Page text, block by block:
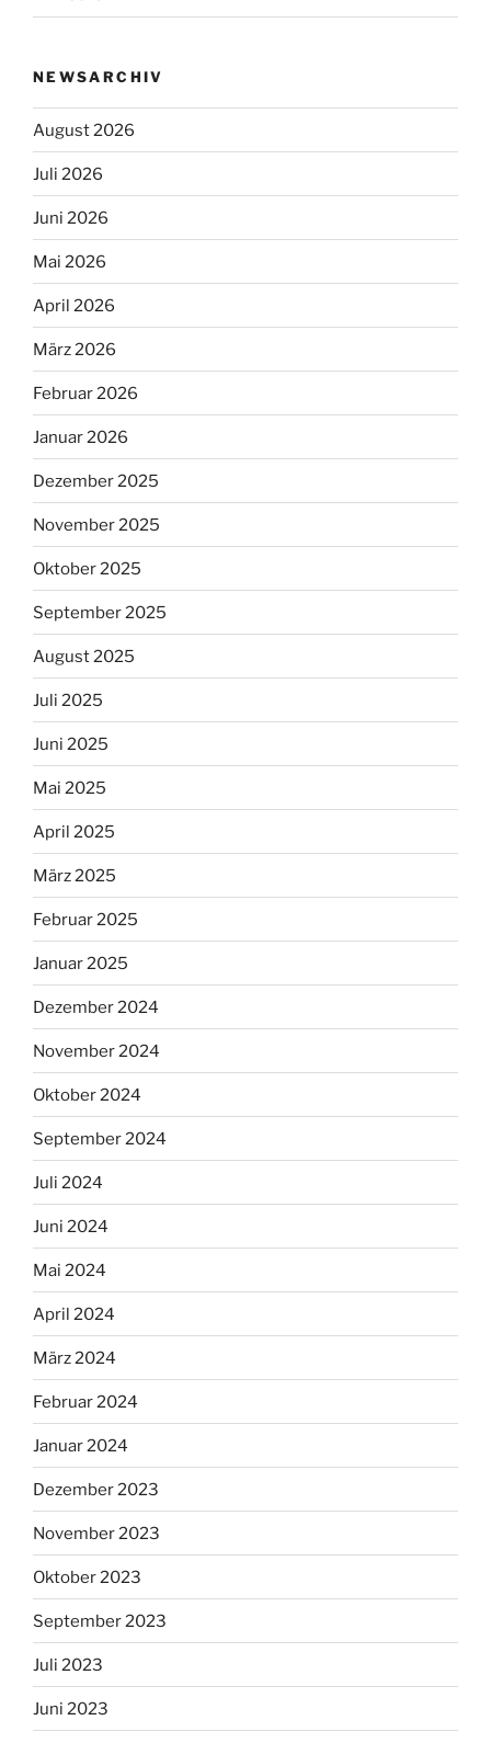
NEWSARCHIV
August 2026
Juli 2026
Juni 2026
Mai 2026
April 2026
März 2026
Februar 2026
Januar 2026
Dezember 2025
November 2025
Oktober 2025
September 2025
August 2025
Juli 2025
Juni 2025
Mai 2025
April 2025
März 2025
Februar 2025
Januar 2025
Dezember 2024
November 2024
Oktober 2024
September 2024
Juli 2024
Juni 2024
Mai 2024
April 2024
März 2024
Februar 2024
Januar 2024
Dezember 2023
November 2023
Oktober 2023
September 2023
Juli 2023
Juni 2023